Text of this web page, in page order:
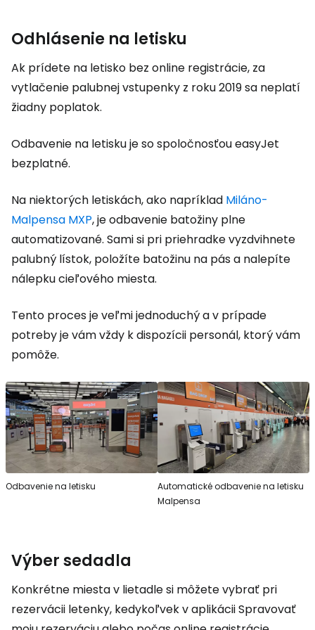
Odhlásenie na letisku
Ak prídete na letisko bez online registrácie, za
vytlačenie palubnej vstupenky z roku 2019 sa neplatí
žiadny poplatok.
Odbavenie na letisku je so spoločnosťou easyJet
bezplatné.
Na niektorých letiskách, ako napríklad Miláno-
Malpensa MXP, je odbavenie batožiny plne
automatizované. Sami si pri priehradke vyzdvihnete
palubný lístok, položíte batožinu na pás a nalepíte
nálepku cieľového miesta.
Tento proces je veľmi jednoduchý a v prípade
potreby je vám vždy k dispozícii personál, ktorý vám
pomôže.
Odbavenie na letisku
Automatické odbavenie na letisku
Malpensa
Výber sedadla
Konkrétne miesta v lietadle si môžete vybrať pri
rezervácii letenky, kedykoľvek v aplikácii Spravovať